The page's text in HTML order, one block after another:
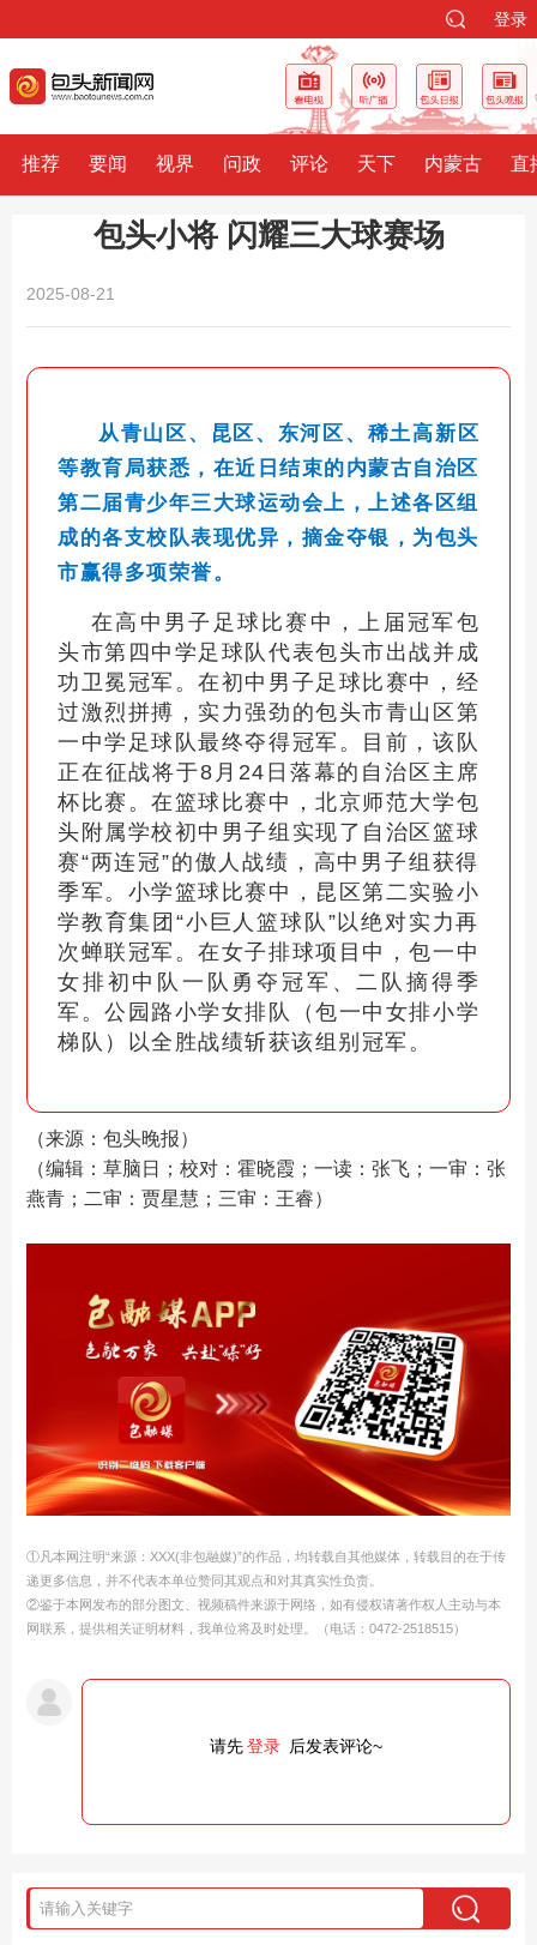
登录
推荐 要闻 视界 问政 评论 天下 内蒙古 直
包头小将 闪耀三大球赛场
2025-08-21
从青山区、昆区、东河区、稀土高新区
等教育局获悉，在近日结束的内蒙古自治区
第二届青少年三大球运动会上，上述各区组
成的各支校队表现优异，摘金夺银，为包头
市赢得多项荣誉。
在高中男子足球比赛中，上届冠军包
头市第四中学足球队代表包头市出战并成
功卫冕冠军。在初中男子足球比赛中，经
过激烈拼搏，实力强劲的包头市青山区第
一中学足球队最终夺得冠军。目前，该队
正在征战将于8月24日落幕的自治区主席
杯比赛。在篮球比赛中，北京师范大学包
头附属学校初中男子组实现了自治区篮球
赛“两连冠”的傲人战绩，高中男子组获得
季军。小学篮球比赛中，昆区第二实验小
学教育集团“小巨人篮球队”以绝对实力再
次蝉联冠军。在女子排球项目中，包一中
女排初中队一队勇夺冠军、二队摘得季
军。公园路小学女排队（包一中女排小学
梯队）以全胜战绩斩获该组别冠军。
（来源：包头晚报）
（编辑：草脑日；校对：霍晓霞；一读：张飞；一审：张
燕青；二审：贾星慧；三审：王睿）
①凡本网注明“来源：XXX(非包融媒)”的作品，均转载自其他媒体，转载目的在于传
递更多信息，并不代表本单位赞同其观点和对其真实性负责。
②鉴于本网发布的部分图文、视频稿件来源于网络，如有侵权请著作权人主动与本
网联系，提供相关证明材料，我单位将及时处理。（电话：0472-2518515）
请先登录 后发表评论~